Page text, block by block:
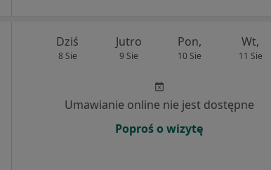
Dziś
8 Sie
Jutro
9 Sie
Pon,
10 Sie
Wt,
11 Sie
Umawianie online nie jest dostępne
Poproś o wizytę